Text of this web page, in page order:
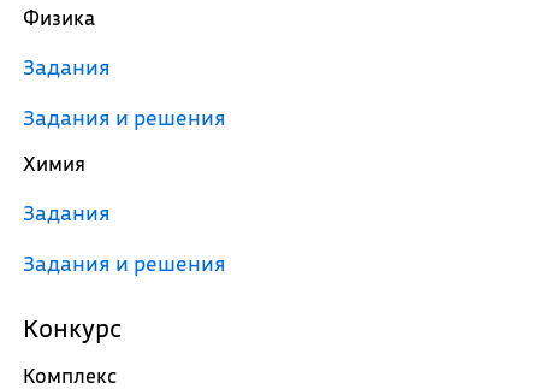
Физика
Задания
Задания и решения
Химия
Задания
Задания и решения
Конкурс
Комплекс